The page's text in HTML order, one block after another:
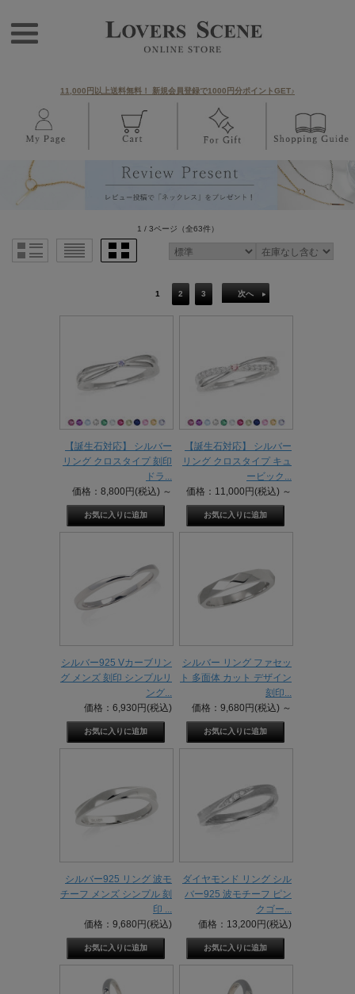
11,000円以上送料無料！ 新規会員登録で1000円分ポイントGET♪
1 / 3ページ （全63件）
1 2 3 次へ
【誕生石対応】 シルバー
リング クロスタイプ 刻印
ドラ...
価格：8,800円(税込) ～
【誕生石対応】 シルバー
リング クロスタイプ キュ
ービック...
価格：11,000円(税込) ～
シルバー925 Vカーブリン
グ メンズ 刻印 シンプルリ
ング...
価格：6,930円(税込)
シルバー リング ファセッ
ト 多面体 カット デザイン
刻印...
価格：9,680円(税込) ～
シルバー925 リング 波モ
チーフ メンズ シンプル 刻
印 ...
価格：9,680円(税込)
ダイヤモンド リング シル
バー925 波モチーフ ピン
クゴー...
価格：13,200円(税込)